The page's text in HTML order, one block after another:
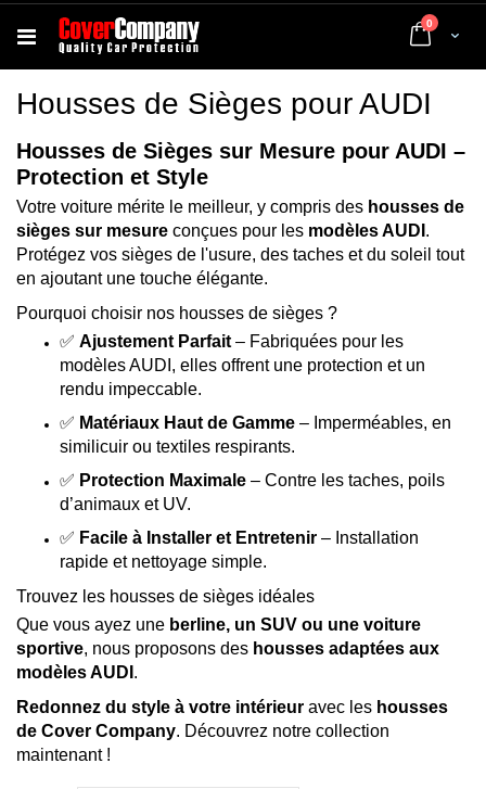
Cart
0 articles
Housses de Sièges pour AUDI
Housses de Sièges sur Mesure pour AUDI –
Protection et Style
Votre voiture mérite le meilleur, y compris des housses de
sièges sur mesure conçues pour les modèles AUDI .
Protégez vos sièges de l'usure, des taches et du soleil tout
en ajoutant une touche élégante.
Pourquoi choisir nos housses de sièges ?
✅ Ajustement Parfait – Fabriquées pour les
modèles AUDI, elles offrent une protection et un
rendu impeccable.
✅ Matériaux Haut de Gamme – Imperméables, en
similicuir ou textiles respirants.
✅ Protection Maximale – Contre les taches, poils
d’animaux et UV.
✅ Facile à Installer et Entretenir – Installation
rapide et nettoyage simple.
Trouvez les housses de sièges idéales
Que vous ayez une berline, un SUV ou une voiture
sportive, nous proposons des housses adaptées aux
modèles AUDI .
Redonnez du style à votre intérieur avec les housses
de Cover Company. Découvrez notre collection
maintenant !